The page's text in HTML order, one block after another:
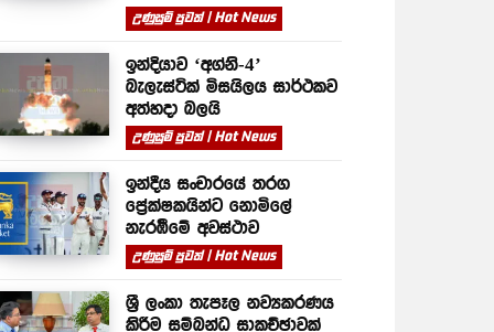
උණුසුම් පුවත් | Hot News
ඉන්දියාව ‘අග්නි-4’
බැලැස්ටික් මිසයිලය සාර්ථකව
අත්හදා බලයි
උණුසුම් පුවත් | Hot News
ඉන්දීය සංචාරයේ තරග
ප්‍රේක්ෂකයින්ට නොමිලේ
නැරඹීමේ අවස්ථාව
උණුසුම් පුවත් | Hot News
ශ්‍රී ලංකා තැපෑල නව්‍යකරණය
කිරීම සම්බන්ධ සාකච්ඡාවක්